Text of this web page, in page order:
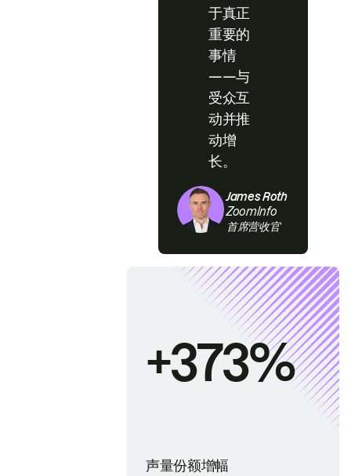
于真正
重要的
事情
——与
受众互
动并推
动增
长。
James Roth
ZoomInfo
首席营收官
+373%
声量份额增幅